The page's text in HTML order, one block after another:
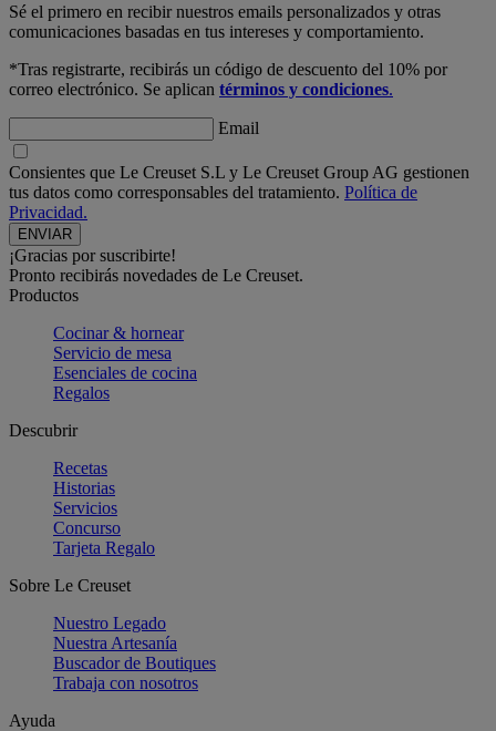
Sé el primero en recibir nuestros emails personalizados y otras
comunicaciones basadas en tus intereses y comportamiento.
*Tras registrarte, recibirás un código de descuento del 10% por
correo electrónico. Se aplican términos y condiciones.
Email
Consientes que Le Creuset S.L y Le Creuset Group AG gestionen
tus datos como corresponsables del tratamiento. Política de
Privacidad.
¡Gracias por suscribirte!
Pronto recibirás novedades de Le Creuset.
Productos
Cocinar & hornear
Servicio de mesa
Esenciales de cocina
Regalos
Descubrir
Recetas
Historias
Servicios
Concurso
Tarjeta Regalo
Sobre Le Creuset
Nuestro Legado
Nuestra Artesanía
Buscador de Boutiques
Trabaja con nosotros
Ayuda